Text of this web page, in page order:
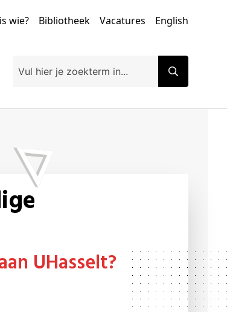
is wie? Bibliotheek Vacatures English
UHasselt?